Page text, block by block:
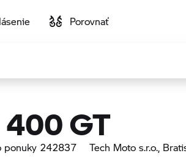
Porovnať
GT
ponuky 242837 Tech Moto s.r.o.,